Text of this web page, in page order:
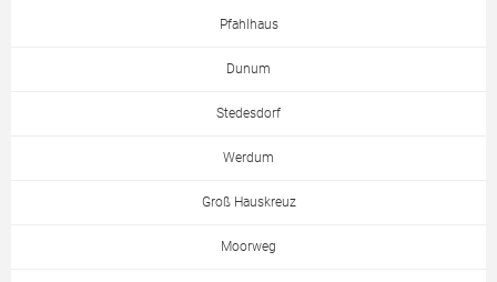
Pfahlhaus
Dunum
Stedesdorf
Werdum
Groß Hauskreuz
Moorweg